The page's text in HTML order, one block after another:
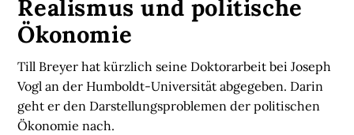
Realismus und politische
Ökonomie
Till Breyer hat kürzlich seine Doktorarbeit bei Joseph
Vogl an der Humboldt-Universität abgegeben. Darin
geht er den Darstellungsproblemen der politischen
Ökonomie nach.